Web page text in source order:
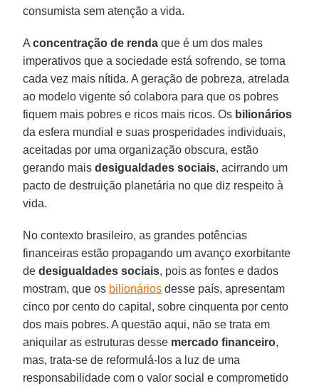
consumista sem atenção a vida.
Aconcentração de renda que é um dos males
imperativos que a sociedade está sofrendo, se torna
cada vez mais nítida. A geração de pobreza, atrelada
ao modelo vigente só colabora para que os pobres
fiquem mais pobres e ricos mais ricos. Os bilionários
da esfera mundial e suas prosperidades individuais,
aceitadas por uma organização obscura, estão
gerando maisdesigualdades sociais, acirrando um
pacto de destruição planetária no que diz respeito à
vida.
No contexto brasileiro, as grandes potências
financeiras estão propagando um avanço exorbitante
dedesigualdades sociais, pois as fontes e dados
mostram, que os bilionários desse país, apresentam
cinco por cento do capital, sobre cinquenta por cento
dos mais pobres. A questão aqui, não se trata em
aniquilar as estruturas desse mercado financeiro,
mas, trata-se de reformulá-los a luz de uma
responsabilidade com o valor social e comprometido